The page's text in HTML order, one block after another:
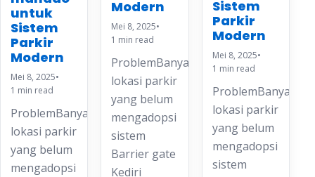
untuk
Sistem
Parkir
Modern
Mei 8, 2025•
1 min read
ProblemBanyak
lokasi parkir
yang belum
mengadopsi
Modern
Mei 8, 2025•
1 min read
ProblemBanyak
lokasi parkir
yang belum
mengadopsi
sistem
Barrier gate
Kediri
Sistem
Parkir
Modern
Mei 8, 2025•
1 min read
ProblemBanyak
lokasi parkir
yang belum
mengadopsi
sistem